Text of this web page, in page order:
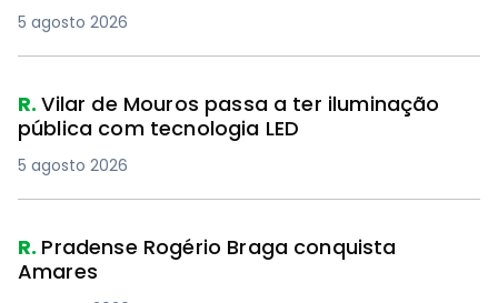
5 agosto 2026
R.Vilar de Mouros passa a ter iluminação
pública com tecnologia LED
5 agosto 2026
R. Pradense Rogério Braga conquista
Amares